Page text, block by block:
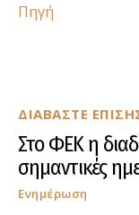
ΔΙΑΒΑΣΤΕ
Στο ΦΕΚ η
σημαντικές
Ενημέρωση
Πηγή